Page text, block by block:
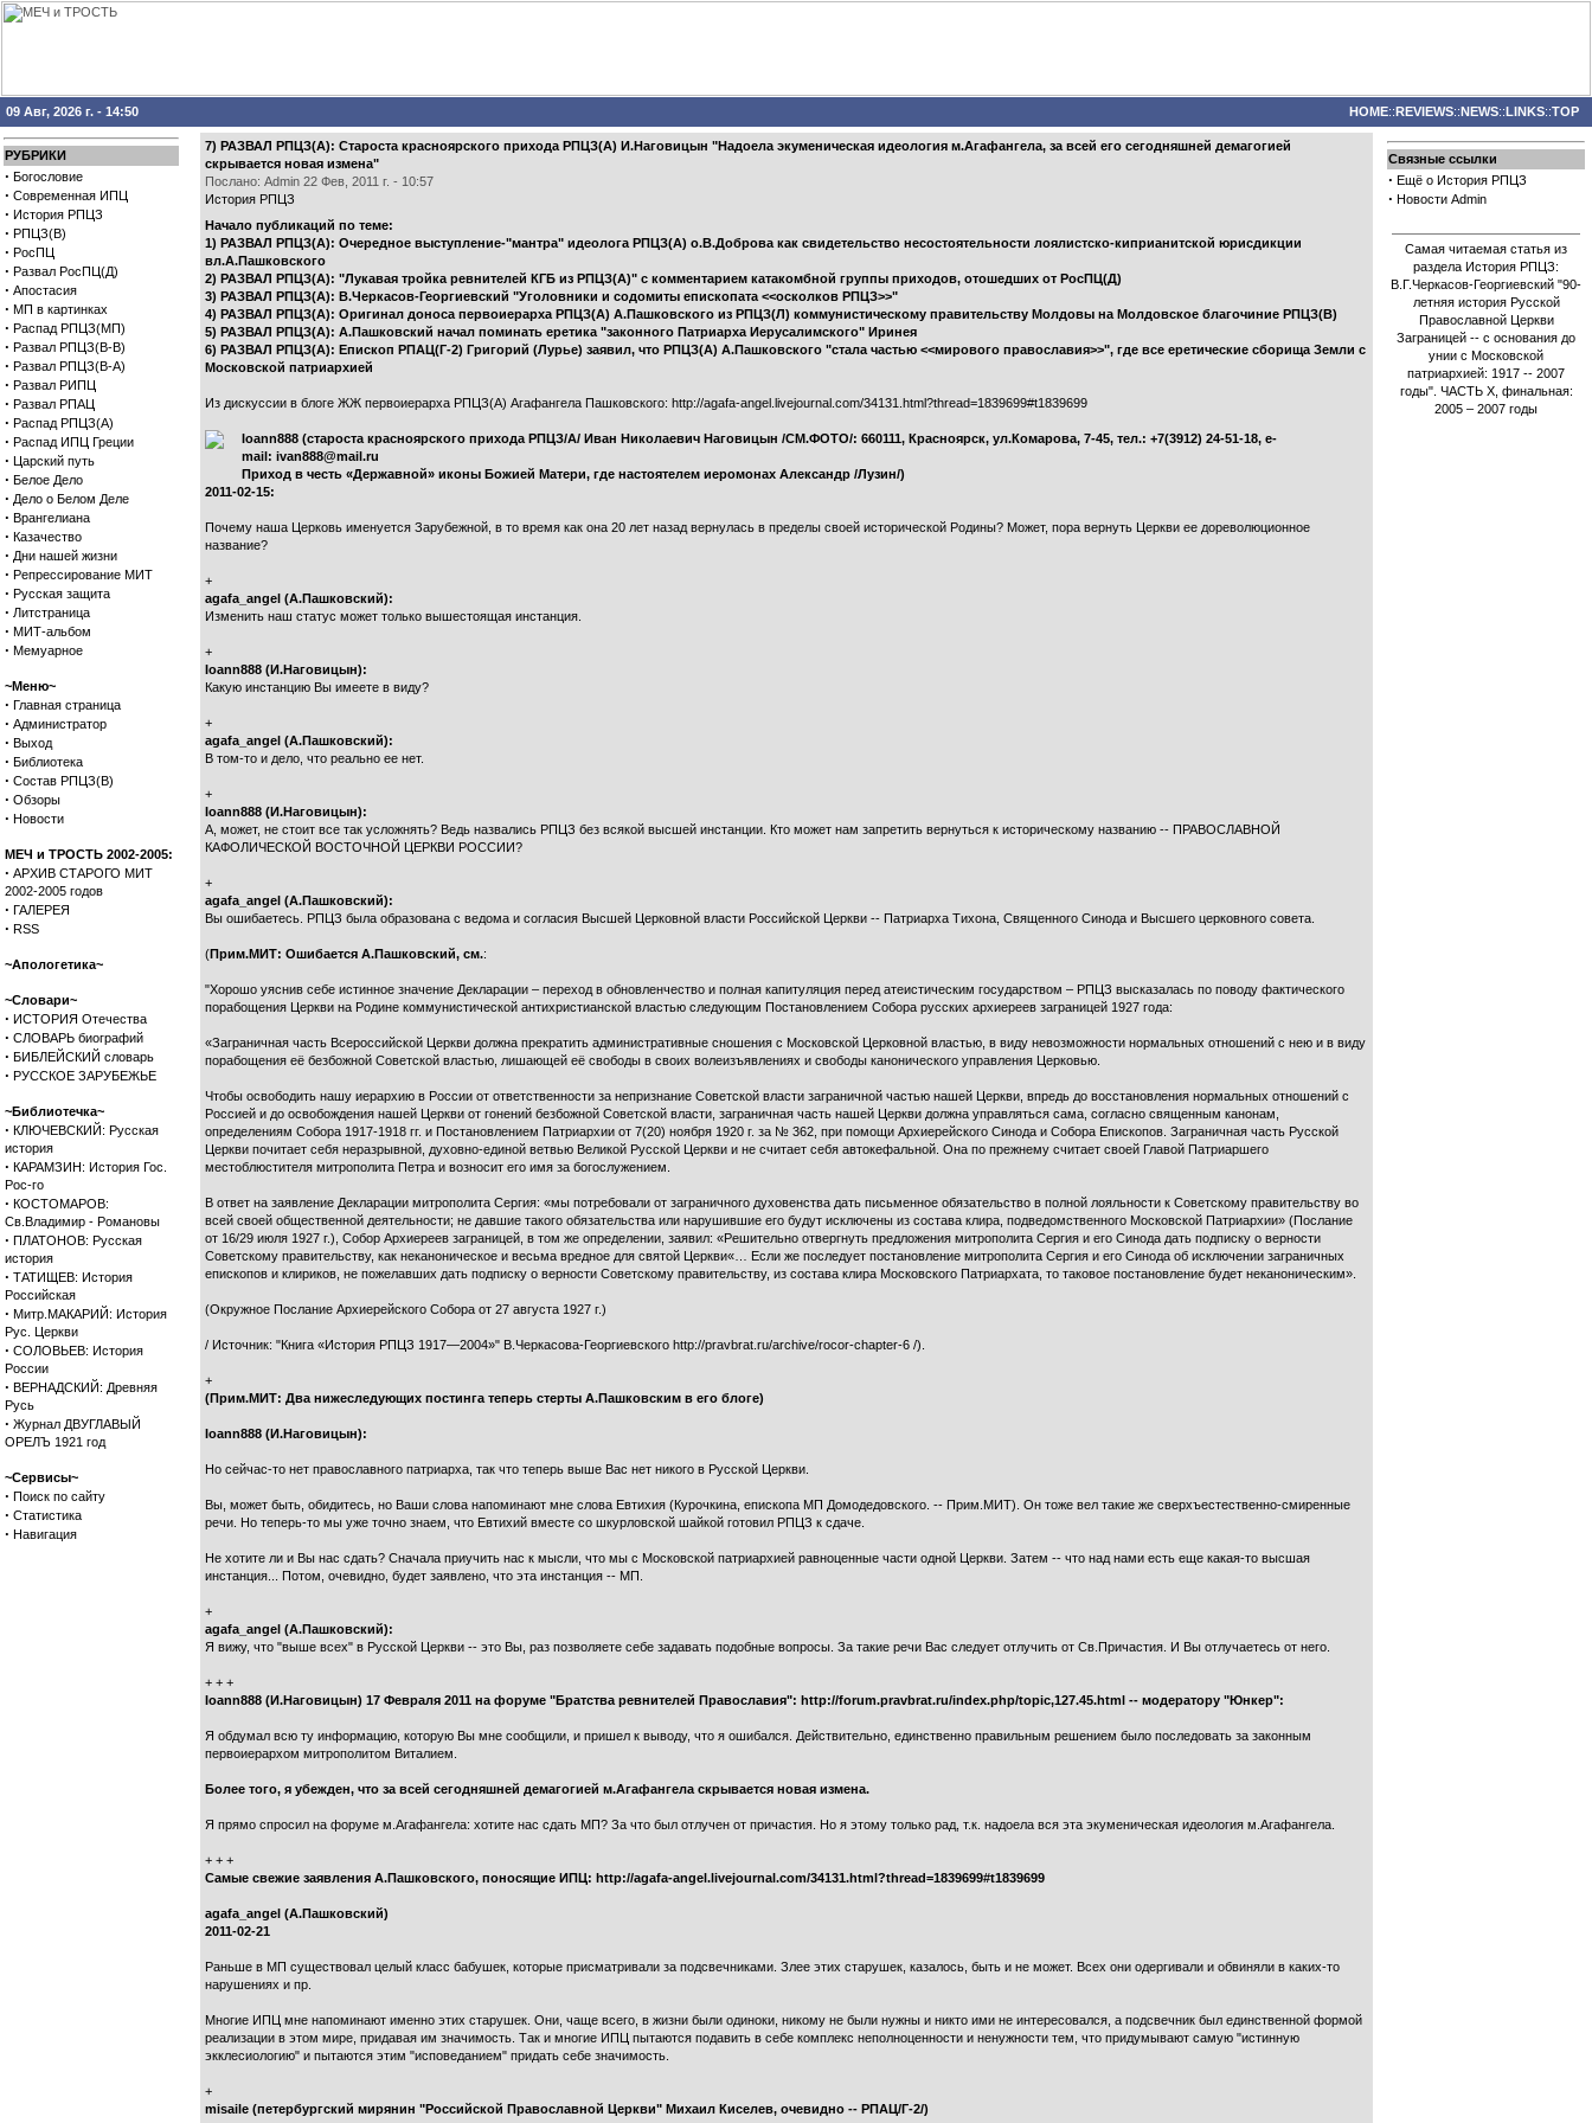
09 Авг, 2026 г. - 14:50 HOME::REVIEWS::NEWS::LINKS::TOP
РУБРИКИ
· Богословие
· Современная ИПЦ
· История РПЦЗ
· РПЦЗ(В)
· РосПЦ
· Развал РосПЦ(Д)
· Апостасия
· МП в картинках
· Распад РПЦЗ(МП)
· Развал РПЦЗ(В-В)
· Развал РПЦЗ(В-А)
· Развал РИПЦ
· Развал РПАЦ
· Распад РПЦЗ(А)
· Распад ИПЦ Греции
· Царский путь
· Белое Дело
· Дело о Белом Деле
· Врангелиана
· Казачество
· Дни нашей жизни
· Репрессирование МИТ
· Русская защита
· Литстраница
· МИТ-альбом
· Мемуарное
~Меню~
· Главная страница
· Администратор
· Выход
· Библиотека
· Состав РПЦЗ(В)
· Обзоры
· Новости
МЕЧ и ТРОСТЬ 2002-2005:
· АРХИВ СТАРОГО МИТ
2002-2005 годов
· ГАЛЕРЕЯ
· RSS
~Апологетика~
~Словари~
· ИСТОРИЯ Отечества
· СЛОВАРЬ биографий
· БИБЛЕЙСКИЙ словарь
· РУССКОЕ ЗАРУБЕЖЬЕ
~Библиотечка~
· КЛЮЧЕВСКИЙ: Русская
история
· КАРАМЗИН: История Гос.
Рос-го
· КОСТОМАРОВ:
Св.Владимир - Романовы
· ПЛАТОНОВ: Русская
история
· ТАТИЩЕВ: История
Российская
· Митр.МАКАРИЙ: История
Рус. Церкви
· СОЛОВЬЕВ: История
России
· ВЕРНАДСКИЙ: Древняя
Русь
· Журнал ДВУГЛАВЫЙ
ОРЕЛЪ 1921 год
~Сервисы~
· Поиск по сайту
· Статистика
· Навигация
7) РАЗВАЛ РПЦЗ(А): Староста красноярского прихода РПЦЗ(А) И.Наговицын "Надоела экуменическая идеология м.Агафангела, за всей его сегодняшней демагогией
скрывается новая измена"
Послано: Admin 22 Фев, 2011 г. - 10:57
История РПЦЗ
Начало публикаций по теме:
1) РАЗВАЛ РПЦЗ(А): Очередное выступление-"мантра" идеолога РПЦЗ(А) о.В.Доброва как свидетельство несостоятельности лоялистско-киприанитской юрисдикции
вл.А.Пашковского
2) РАЗВАЛ РПЦЗ(А): "Лукавая тройка ревнителей КГБ из РПЦЗ(А)" с комментарием катакомбной группы приходов, отошедших от РосПЦ(Д)
3) РАЗВАЛ РПЦЗ(А): В.Черкасов-Георгиевский "Уголовники и содомиты епископата <<осколков РПЦЗ>>"
4) РАЗВАЛ РПЦЗ(А): Оригинал доноса первоиерарха РПЦЗ(А) А.Пашковского из РПЦЗ(Л) коммунистическому правительству Молдовы на Молдовское благочиние РПЦЗ(В)
5) РАЗВАЛ РПЦЗ(А): А.Пашковский начал поминать еретика "законного Патриарха Иерусалимского" Иринея
6) РАЗВАЛ РПЦЗ(А): Епископ РПАЦ(Г-2) Григорий (Лурье) заявил, что РПЦЗ(А) А.Пашковского "стала частью <<мирового православия>>", где все еретические сборища Земли с
Московской патриархией
Из дискуссии в блоге ЖЖ первоиерарха РПЦЗ(А) Агафангела Пашковского: http://agafa-angel.livejournal.com/34131.html?thread=1839699#t1839699
Ioann888 (староста красноярского прихода РПЦЗ/А/ Иван Николаевич Наговицын /СМ.ФОТО/: 660111, Красноярск, ул.Комарова, 7-45, тел.: +7(3912) 24-51-18, e-
mail: ivan888@mail.ru
Приход в честь «Державной» иконы Божией Матери, где настоятелем иеромонах Александр /Лузин/)
2011-02-15:
Почему наша Церковь именуется Зарубежной, в то время как она 20 лет назад вернулась в пределы своей исторической Родины? Может, пора вернуть Церкви ее дореволюционное
название?
+
agafa_angel (А.Пашковский):
Изменить наш статус может только вышестоящая инстанция.
+
Ioann888 (И.Наговицын):
Какую инстанцию Вы имеете в виду?
+
agafa_angel (А.Пашковский):
В том-то и дело, что реально ее нет.
+
Ioann888 (И.Наговицын):
А, может, не стоит все так усложнять? Ведь назвались РПЦЗ без всякой высшей инстанции. Кто может нам запретить вернуться к историческому названию -- ПРАВОСЛАВНОЙ
КАФОЛИЧЕСКОЙ ВОСТОЧНОЙ ЦЕРКВИ РОССИИ?
+
agafa_angel (А.Пашковский):
Вы ошибаетесь. РПЦЗ была образована с ведома и согласия Высшей Церковной власти Российской Церкви -- Патриарха Тихона, Священного Синода и Высшего церковного совета.
(Прим.МИТ: Ошибается А.Пашковский, см.:
"Хорошо уяснив себе истинное значение Декларации – переход в обновленчество и полная капитуляция перед атеистическим государством – РПЦЗ высказалась по поводу фактического
порабощения Церкви на Родине коммунистической антихристианской властью следующим Постановлением Собора русских архиереев заграницей 1927 года:
«Заграничная часть Всероссийской Церкви должна прекратить административные сношения с Московской Церковной властью, в виду невозможности нормальных отношений с нею и в виду
порабощения её безбожной Советской властью, лишающей её свободы в своих волеизъявлениях и свободы канонического управления Церковью.
Чтобы освободить нашу иерархию в России от ответственности за непризнание Советской власти заграничной частью нашей Церкви, впредь до восстановления нормальных отношений с
Россией и до освобождения нашей Церкви от гонений безбожной Советской власти, заграничная часть нашей Церкви должна управляться сама, согласно священным канонам,
определениям Собора 1917-1918 гг. и Постановлением Патриархии от 7(20) ноября 1920 г. за № 362, при помощи Архиерейского Синода и Собора Епископов. Заграничная часть Русской
Церкви почитает себя неразрывной, духовно-единой ветвью Великой Русской Церкви и не считает себя автокефальной. Она по прежнему считает своей Главой Патриаршего
местоблюстителя митрополита Петра и возносит его имя за богослужением.
В ответ на заявление Декларации митрополита Сергия: «мы потребовали от заграничного духовенства дать письменное обязательство в полной лояльности к Советскому правительству во
всей своей общественной деятельности; не давшие такого обязательства или нарушившие его будут исключены из состава клира, подведомственного Московской Патриархии» (Послание
от 16/29 июля 1927 г.), Собор Архиереев заграницей, в том же определении, заявил: «Решительно отвергнуть предложения митрополита Сергия и его Синода дать подписку о верности
Советскому правительству, как неканоническое и весьма вредное для святой Церкви«… Если же последует постановление митрополита Сергия и его Синода об исключении заграничных
епископов и клириков, не пожелавших дать подписку о верности Советскому правительству, из состава клира Московского Патриархата, то таковое постановление будет неканоническим».
(Окружное Послание Архиерейского Собора от 27 августа 1927 г.)
/ Источник: "Книга «История РПЦЗ 1917—2004»" В.Черкасова-Георгиевского http://pravbrat.ru/archive/rocor-chapter-6 /).
+
(Прим.МИТ: Два нижеследующих постинга теперь стерты А.Пашковским в его блоге)
Ioann888 (И.Наговицын):
Но сейчас-то нет православного патриарха, так что теперь выше Вас нет никого в Русской Церкви.
Вы, может быть, обидитесь, но Ваши слова напоминают мне слова Евтихия (Курочкина, епископа МП Домодедовского. -- Прим.МИТ). Он тоже вел такие же сверхъестественно-смиренные
речи. Но теперь-то мы уже точно знаем, что Евтихий вместе со шкурловской шайкой готовил РПЦЗ к сдаче.
Не хотите ли и Вы нас сдать? Сначала приучить нас к мысли, что мы с Московской патриархией равноценные части одной Церкви. Затем -- что над нами есть еще какая-то высшая
инстанция... Потом, очевидно, будет заявлено, что эта инстанция -- МП.
+
agafa_angel (А.Пашковский):
Я вижу, что "выше всех" в Русской Церкви -- это Вы, раз позволяете себе задавать подобные вопросы. За такие речи Вас следует отлучить от Св.Причастия. И Вы отлучаетесь от него.
+ + +
Ioann888 (И.Наговицын) 17 Февраля 2011 на форуме "Братства ревнителей Православия": http://forum.pravbrat.ru/index.php/topic,127.45.html -- модератору "Юнкер":
Я обдумал всю ту информацию, которую Вы мне сообщили, и пришел к выводу, что я ошибался. Действительно, единственно правильным решением было последовать за законным
первоиерархом митрополитом Виталием.
Более того, я убежден, что за всей сегодняшней демагогией м.Агафангела скрывается новая измена.
Я прямо спросил на форуме м.Агафангела: хотите нас сдать МП? За что был отлучен от причастия. Но я этому только рад, т.к. надоела вся эта экуменическая идеология м.Агафангела.
+ + +
Самые свежие заявления А.Пашковского, поносящие ИПЦ: http://agafa-angel.livejournal.com/34131.html?thread=1839699#t1839699
agafa_angel (А.Пашковский)
2011-02-21
Раньше в МП существовал целый класс бабушек, которые присматривали за подсвечниками. Злее этих старушек, казалось, быть и не может. Всех они одергивали и обвиняли в каких-то
нарушениях и пр.
Многие ИПЦ мне напоминают именно этих старушек. Они, чаще всего, в жизни были одиноки, никому не были нужны и никто ими не интересовался, а подсвечник был единственной формой
реализации в этом мире, придавая им значимость. Так и многие ИПЦ пытаются подавить в себе комплекс неполноценности и ненужности тем, что придумывают самую "истинную
экклесиологию" и пытаются этим "исповеданием" придать себе значимость.
+
misaile (петербургский мирянин "Российской Православной Церкви" Михаил Киселев, очевидно -- РПАЦ/Г-2/)
Связные ссылки
· Ещё о История РПЦЗ
· Новости Admin
Самая читаемая статья из
раздела История РПЦЗ:
В.Г.Черкасов-Георгиевский "90-
летняя история Русской
Православной Церкви
Заграницей -- с основания до
унии с Московской
патриархией: 1917 -- 2007
годы". ЧАСТЬ Х, финальная:
2005 – 2007 годы